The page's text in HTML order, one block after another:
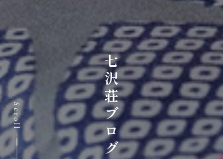
七沢荘ブログ
Scroll